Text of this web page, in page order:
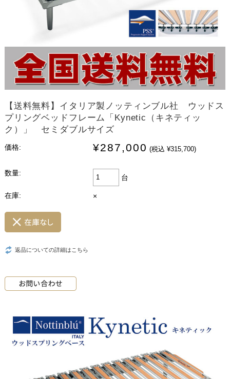
【送料無料】イタリア製ノッティンブル社 ウッドス
プリングベッドフレーム「Kynetic（キネティッ
ク）」 セミダブルサイズ
価格: ¥287,000 (税込 ¥315,700)
数量:
台
在庫: ×
返品についての詳細はこちら